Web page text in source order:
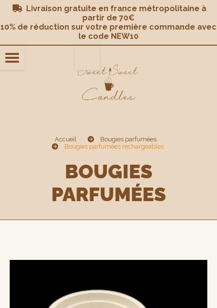
 Livraison gratuite en france métropolitaine à
partir de 70€
10% de réduction sur votre première commande avec
le code NEW10
Accueil
Bougies parfumées
Bougies parfumées rechargeables
BOUGIES
PARFUMÉES
Panneau de gestion des cookies